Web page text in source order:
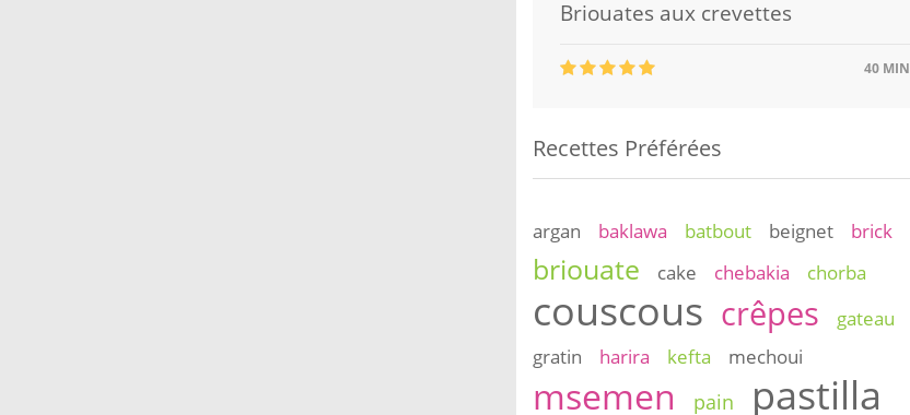
Briouates aux crevettes
40 MIN
Recettes Préférées
argan baklawa batbout beignet brick
briouate cake chebakia chorba
couscous crêpes
gateau
gratin
harira kefta mechoui
msemen pain pastilla